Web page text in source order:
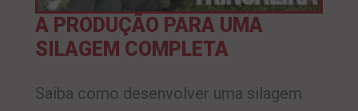
A PRODUÇÃO PARA UMA
SILAGEM COMPLETA
Saiba como desenvolver uma silagem